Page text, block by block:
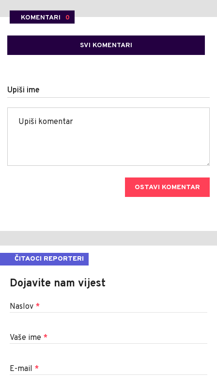
KOMENTARI 0
SVI KOMENTARI
Upiši ime
OSTAVI KOMENTAR
ČITAOCI REPORTERI
Dojavite nam vijest
Naslov *
Vaše ime *
E-mail *